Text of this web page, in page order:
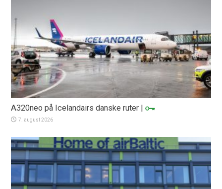
A320neo på Icelandairs danske ruter |
7. august 2026